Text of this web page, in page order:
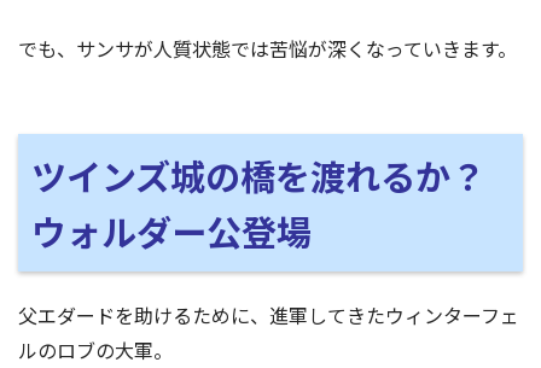
でも、サンサが人質状態では苦悩が深くなっていきます。
ツインズ城の橋を渡れるか？
ウォルダー公登場
父エダードを助けるために、進軍してきたウィンターフェ
ルのロブの大軍。